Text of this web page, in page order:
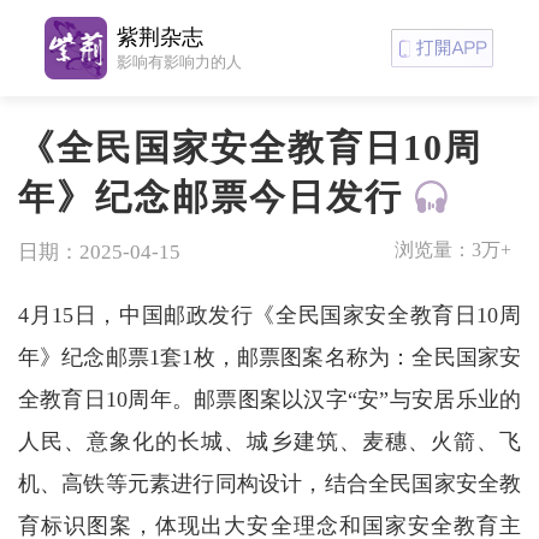
《全民国家安全教育日10周
年》纪念邮票今日发行
日期：2025-04-15 浏览量： 3万+
4月15日，中国邮政发行《全民国家安全教育日10周
年》纪念邮票1套1枚，邮票图案名称为：全民国家安
全教育日10周年。邮票图案以汉字“安”与安居乐业的
人民、意象化的长城、城乡建筑、麦穗、火箭、飞
机、高铁等元素进行同构设计，结合全民国家安全教
育标识图案，体现出大安全理念和国家安全教育主
紫荆杂志
影响有影响力的人